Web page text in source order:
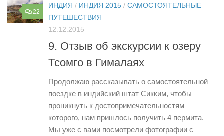
22
ИНДИЯ / ИНДИЯ 2015 / САМОСТОЯТЕЛЬНЫЕ
ПУТЕШЕСТВИЯ
12.12.2015
9. Отзыв об экскурсии к озеру
Тсомго в Гималаях
Продолжаю рассказывать о самостоятельной
поездке в индийский штат Сикким, чтобы
проникнуть к достопримечательностям
которого, нам пришлось получить 4 пермита.
Мы уже с вами посмотрели фотографии с